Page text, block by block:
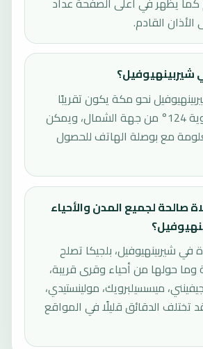
القادم.
شيربينهيوفيل؟
نحو مكة يكون تقريبًا
الجنوب الشرقي بزاوية 124° من جهة الشمال، ويمكن
مع بوصلة الهاتف للحصول
صالحة لجميع المدن والأحياء
في شيربينهيوفيل، بلجيكا تصلح
وما حولها من أحياء وقرى قريبة،
ميسسيلبرويك، مولينستيدي،
تختلف الدقائق قليلًا في المواقع